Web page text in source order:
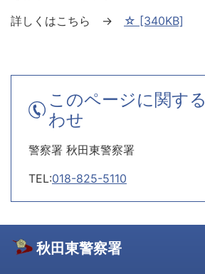
詳しくはこちら → ☆ [340KB]
このページに関す
わせ
警察署 秋田東警察署
TEL:018-825-5110
秋田東警察署